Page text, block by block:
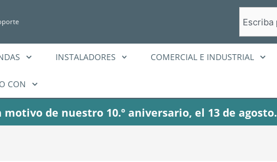
en
INSTALADORES COMERCIAL E INDUSTRIAL
CON
de nuestro 10.º aniversario, el 13 de agosto.